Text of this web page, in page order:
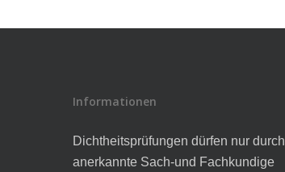
Informationen
Dichtheitsprüfungen dürfen nur durch
anerkannte Sach-und Fachkundige